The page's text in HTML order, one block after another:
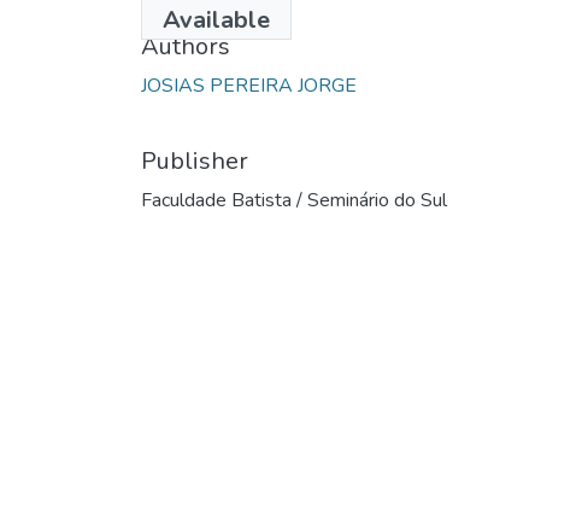
Available
Authors
JOSIAS PEREIRA JORGE
Publisher
Faculdade Batista / Seminário do Sul